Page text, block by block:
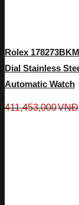
Rolex
Dial Stainless
Automatic Watch
411,453,000VNĐ